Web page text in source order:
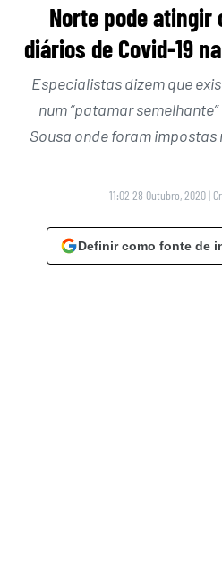
Norte pode atingir
diários de Covid-19
Especialistas dizem que
num “patamar
Sousa onde foram
11:02 28 Outubro, 2020 |
Definir como fonte de